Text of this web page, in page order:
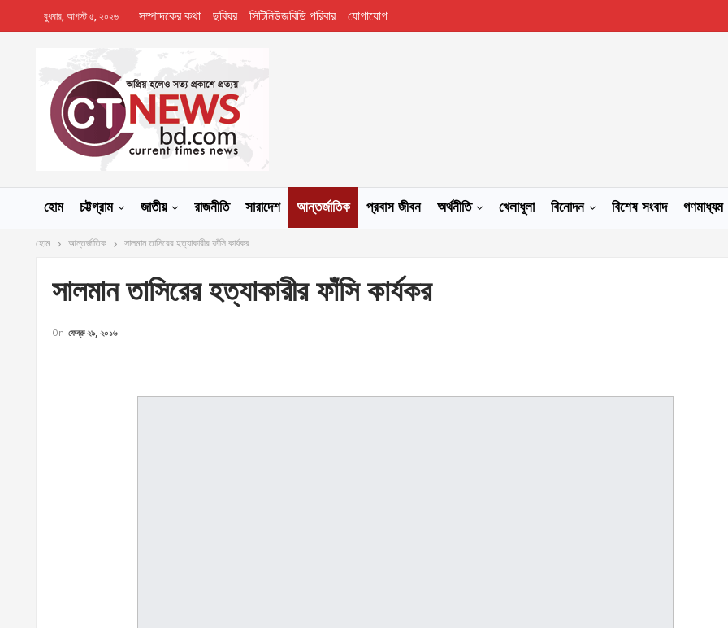
বুধবার, আগস্ট ৫, ২০২৬ সম্পাদকের কথা ছবিঘর সিটিনিউজবিডি পরিবার যোগাযোগ
হোম চট্টগ্রাম জাতীয় রাজনীতি সারাদেশ আন্তর্জাতিক প্রবাস জীবন অর্থনীতি খেলাধূলা বিনোদন বিশেষ সংবাদ গণমাধ্যম
হোম আন্তর্জাতিক সালমান তাসিরের হত্যাকারীর ফাঁসি কার্যকর
সালমান তাসিরের হত্যাকারীর ফাঁসি কার্যকর
On ফেব্রু ২৯, ২০১৬